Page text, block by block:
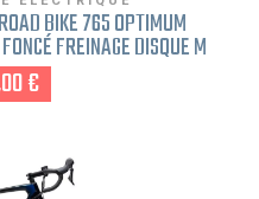
BIKE 765 OPTIMUM
FREINAGE DISQUE M
€